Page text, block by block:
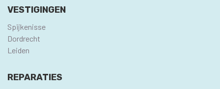
VESTIGINGEN
Spijkenisse
Dordrecht
Leiden
REPARATIES